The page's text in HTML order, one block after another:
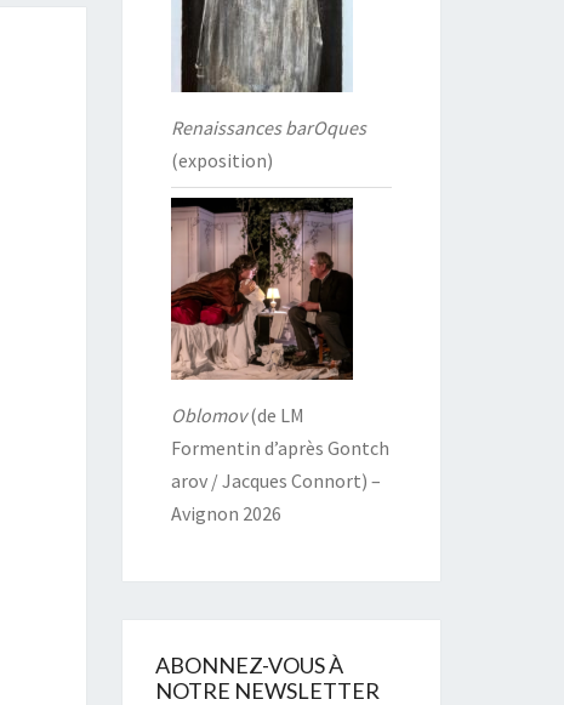
Renaissances barOques
(exposition)
Oblomov(de LM
Formentin d’après Gontch
arov / Jacques Connort) –
Avignon 2026
ABONNEZ-VOUS À
NOTRE NEWSLETTER